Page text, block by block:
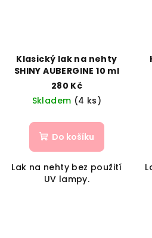
Klasický lak na nehty
SHINY AUBERGINE 10 ml
280 Kč
Skladem (4 ks)
Do košíku
Lak na nehty bez použití
UV lampy.